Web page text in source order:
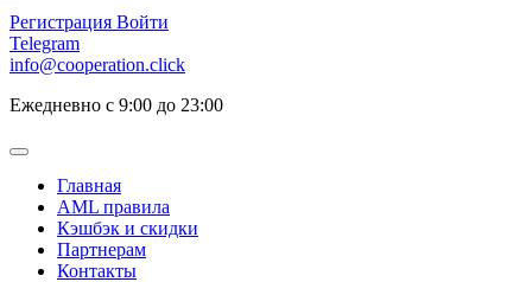
Регистрация Войти
Telegram
info@cooperation.click
Ежедневно с 9:00 до 23:00
Главная
AML правила
Кэшбэк и cкидки
Партнерам
Контакты